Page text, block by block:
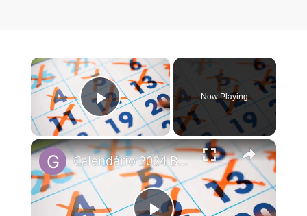
×
Play Video
Now Playing
×
Calendário 2024 Brasil